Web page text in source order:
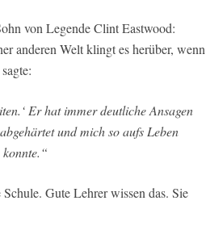
von Legende Clint Eastwood:
anderen Welt klingt es herüber, wenn
Er hat immer deutliche Ansagen
und mich so aufs Leben
Gute Lehrer wissen das. Sie